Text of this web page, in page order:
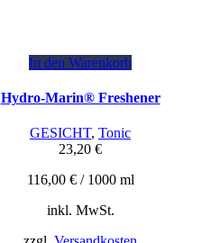
In den Warenkorb
Hydro-Marin® Freshener
GESICHT, Tonic
23,20 €
116,00 €/ 1000 ml
inkl. MwSt.